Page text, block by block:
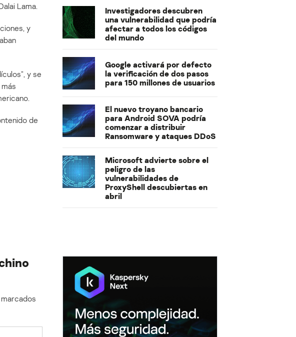
Lama.
y
y se
de
Investigadores descubren
una vulnerabilidad que podría
afectar a todos los códigos
del mundo
Google activará por defecto
la verificación de dos pasos
para 150 millones de usuarios
El nuevo troyano bancario
para Android SOVA podría
comenzar a distribuir
Ransomware y ataques DDoS
Microsoft advierte sobre el
peligro de las
vulnerabilidades de
ProxyShell descubiertas en
abril